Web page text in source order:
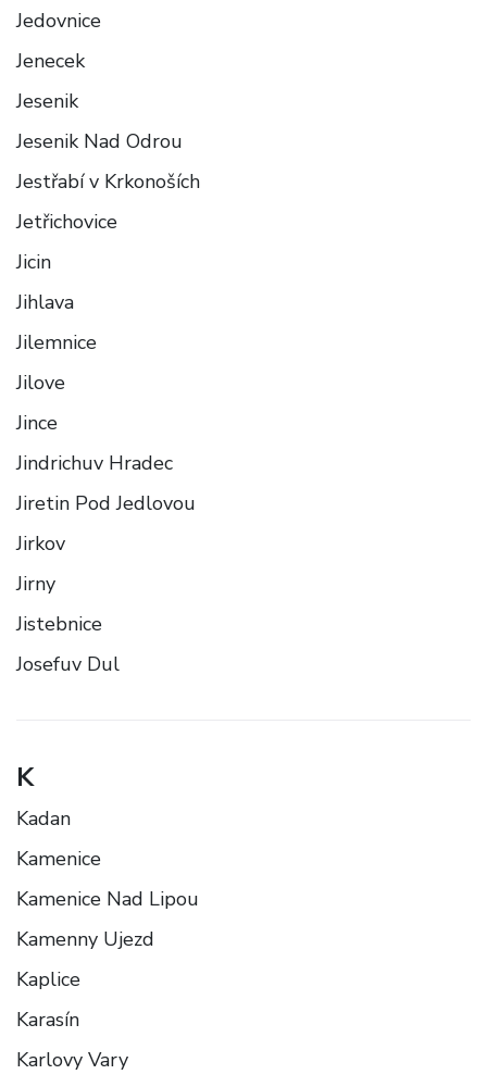
Jedovnice
Jenecek
Jesenik
Jesenik Nad Odrou
Jestřabí v Krkonoších
Jetřichovice
Jicin
Jihlava
Jilemnice
Jilove
Jince
Jindrichuv Hradec
Jiretin Pod Jedlovou
Jirkov
Jirny
Jistebnice
Josefuv Dul
K
Kadan
Kamenice
Kamenice Nad Lipou
Kamenny Ujezd
Kaplice
Karasín
Karlovy Vary